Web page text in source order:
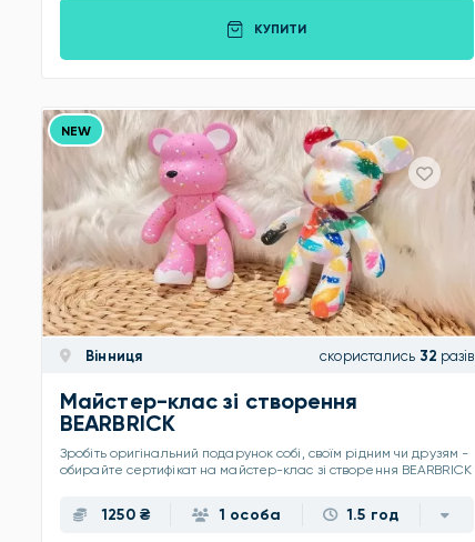
КУПИТИ
NEW
Вінниця скористались 32 разів
Майстер-клас зі створення
BEARBRICK
Зробіть оригінальний подарунок собі, своїм рідним чи друзям -
обирайте сертифікат на майстер-клас зі створення BEARBRICK
1250 ₴ 1 особа 1.5 год